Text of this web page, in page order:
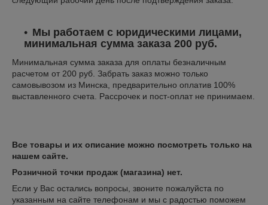
Мы работаем с юридическими лицами,
минимальная сумма заказа 200 руб.
Минимальная сумма заказа для оплаты безналичным
расчетом от 200 руб. Забрать заказ можно только
самовывозом из Минска, предварительно оплатив 100%
выставленного счета. Рассрочек и пост-оплат не принимаем.
Все товары и их описание можно посмотреть только на
нашем сайте.
Розничной точки продаж (магазина) нет.
Если у Вас остались вопросы, звоните пожалуйста по
указанным на сайте телефонам и мы с радостью поможем